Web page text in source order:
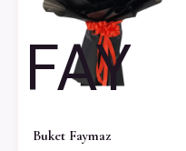
FAY
Buket Faymaz